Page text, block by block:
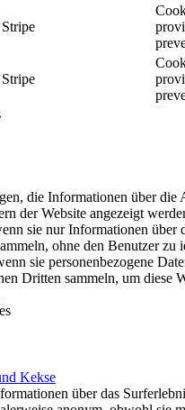
Stripe
Stripe
die Informationen über die
der Website angezeigt
sie nur Informationen über
ohne den Benutzer zu
sie personenbezogene
Dritten sammeln, um diese
Kekse
über das